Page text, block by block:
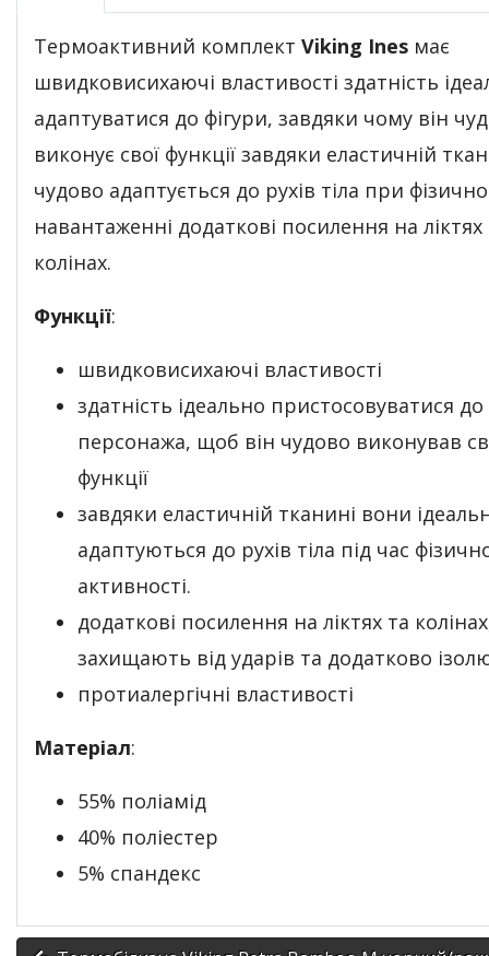
Термоактивний комплект Viking Ines має
швидковисихаючі властивості здатність
адаптуватися до фігури, завдяки чому він
виконує свої функції завдяки еластичній
чудово адаптується до рухів тіла при
навантаженні додаткові посилення на ліктях
колінах.
Функції:
швидковисихаючі властивості
здатність ідеально пристосовуватися до
персонажа, щоб він чудово виконував
функції
завдяки еластичній тканині вони
адаптуються до рухів тіла під час
активності.
додаткові посилення на ліктях та
захищають від ударів та додатково
протиалергічні властивості
Матеріал:
55% поліамід
40% поліестер
5% спандекс